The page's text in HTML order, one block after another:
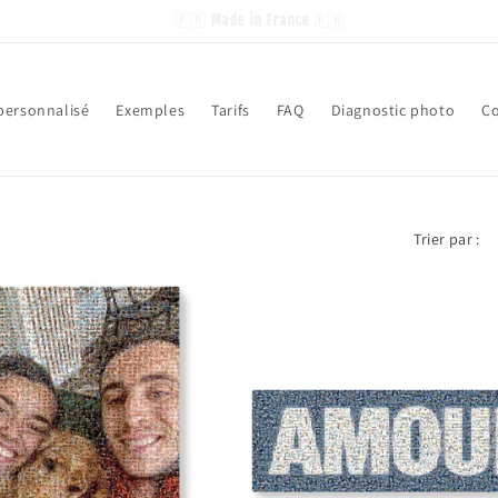
Exemples Tarifs FAQ Diagnostic photo
Trier par :